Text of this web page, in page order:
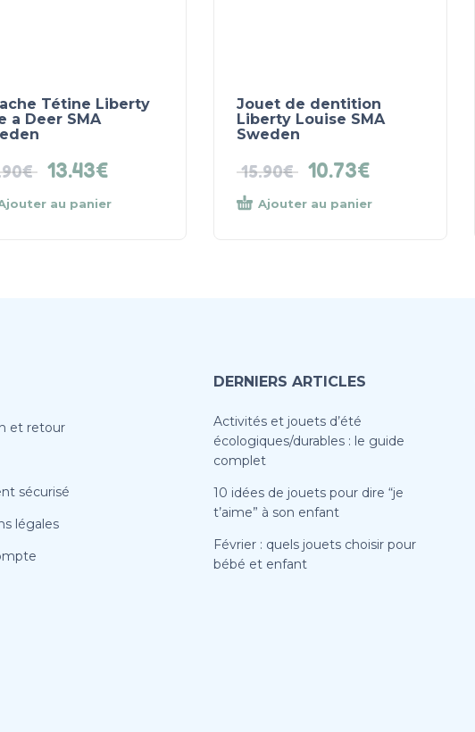
Tétine Liberty
a Deer SMA
€ 13.43€
au panier
Jouet de dentition
Liberty Louise SMA
Sweden
15.90€ 10.73€
Ajouter au panier
et retour
sécurisé
légales
DERNIERS ARTICLES
Activités et jouets d’été
écologiques/durables : le guide
complet
10 idées de jouets pour dire “je
t’aime” à son enfant
Février : quels jouets choisir pour
bébé et enfant